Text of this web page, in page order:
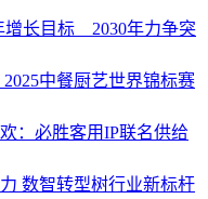
增长目标 2030年力争突
中餐厨艺世界锦标赛
：必胜客用IP联名供给
数智转型树行业新标杆